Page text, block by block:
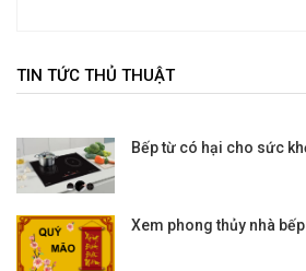
TIN TỨC THỦ THUẬT
Bếp từ có hại cho sức
Xem phong thủy nhà